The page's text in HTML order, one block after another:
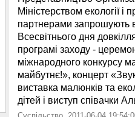
Міністерством екології і
партнерами запрошують
Всесвітнього дня
програмі заходу -
міжнародного конкурсу
майбутнє!», концерт
виставка малюнків та
дітей і виступ співачки